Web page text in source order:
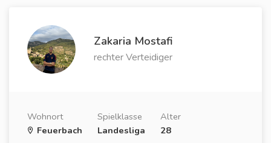
Zakaria Mostafi
rechter Verteidiger
Wohnort
Feuerbach
Spielklasse
Landesliga
Alter
28